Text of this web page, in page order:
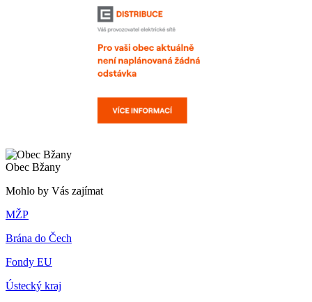
Obec Bžany
Mohlo by Vás zajímat
MŽP
Brána do Čech
Fondy EU
Ústecký kraj